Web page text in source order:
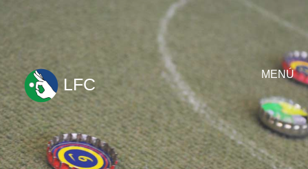
MENÚ
ir
al
contenido
LFC